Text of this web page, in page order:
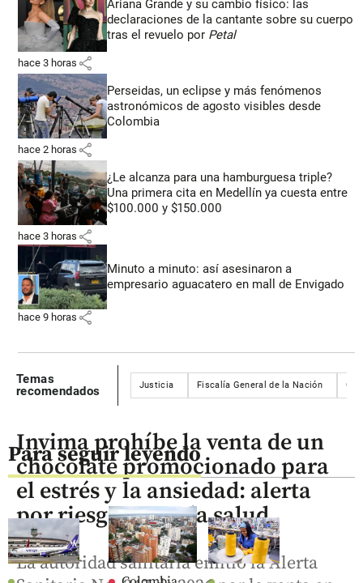
Ariana Grande y su cambio físico: las
declaraciones de la cantante sobre su cuerpo
tras el revuelo por Petal
hace 3 horas share
Perseidas, un eclipse y más fenómenos
astronómicos de agosto visibles desde
Colombia
hace 2 horas share
¿Le alcanza para una hamburguesa triple?
Una primera cita en Medellín ya cuesta entre
$100.000 y $150.000
hace 3 horas share
Minuto a minuto: así asesinaron a
empresario aguacatero en mall de Envigado
hace 9 horas share
Temas
recomendados
Justicia Fiscalía General de la Nación
Para seguir leyendo
Invima prohíbe la venta de un
chocolate promocionado para
el estrés y la ansiedad: alerta
por riesgos para la salud
La autoridad sanitaria emitió la Alerta